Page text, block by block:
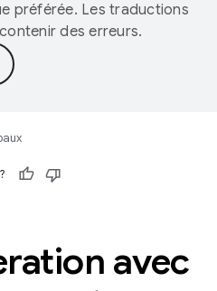
préférée. Les traductions
des erreurs.
avec